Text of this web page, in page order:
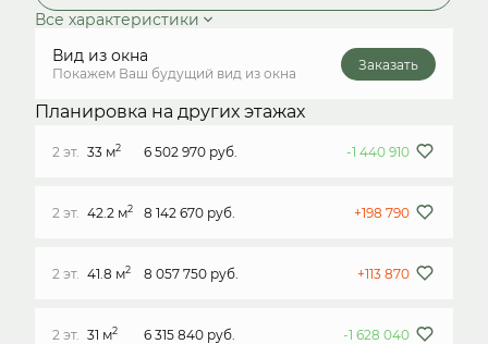
Все характеристики
Вид из окна
Покажем Ваш будущий вид из окна
Заказать
Планировка на других этажах
2 эт. 33 м2 6 502 970 руб. -1 440 910
2 эт. 42.2 м2 8 142 670 руб. +198 790
2 эт. 41.8 м2 8 057 750 руб. +113 870
2 эт. 31 м2 6 315 840 руб. -1 628 040